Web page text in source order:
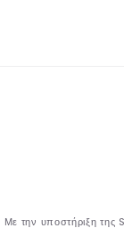
Με την υποστήριξη της